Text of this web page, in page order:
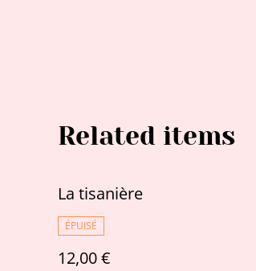
Related items
La tisanière
ÉPUISÉ
12,00 €